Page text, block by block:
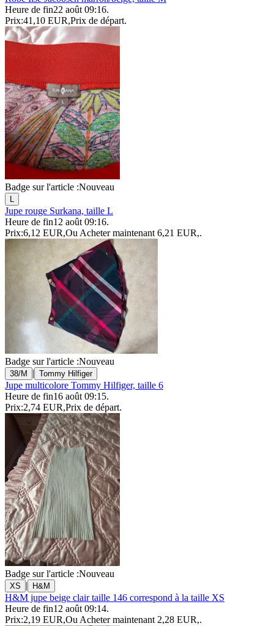
Heure de fin22 août 09:16.
Prix:41,10 EUR,Prix de départ.
Badge sur l'article :Nouveau
L
Jupe rouge Surkana, taille L
Heure de fin12 août 09:16.
Prix:6,12 EUR,Ou Acheter maintenant 6,21 EUR,.
Badge sur l'article :Nouveau
38/M | Tommy Hilfiger
Jupe multicolore Tommy Hilfiger, taille 6
Heure de fin16 août 09:15.
Prix:2,74 EUR,Prix de départ.
Badge sur l'article :Nouveau
XS | H&M
H&M jupe beige clair taille 146 correspond à la taille XS
Heure de fin12 août 09:14.
Prix:2,19 EUR,Ou Acheter maintenant 2,28 EUR,.